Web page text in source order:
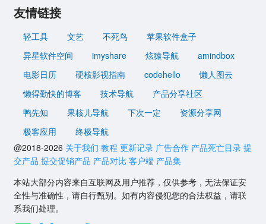
友情链接
轻工具 文艺 不死鸟
苹果软件盒子
异星软件空间
imyshare 炫猿导航
amindbox
电影日历
硬核影视指南 codehello
懒人图云
懒得勤快的博客
技术导航
产品分享社区
鸭先知
果核儿导航 下次一定
资源分享网
极客应用
终极导航
@2018-2026 关于我们 教程 更新记录 广告合作 产品死亡目录 提
交产品 提交促销产品 产品对比 客户端 产品集
本站大部分内容来自互联网及用户推荐，仅供参考，无法保证安
全性与准确性，请自行甄别。如有内容侵犯您的合法权益，请联
系我们处理。